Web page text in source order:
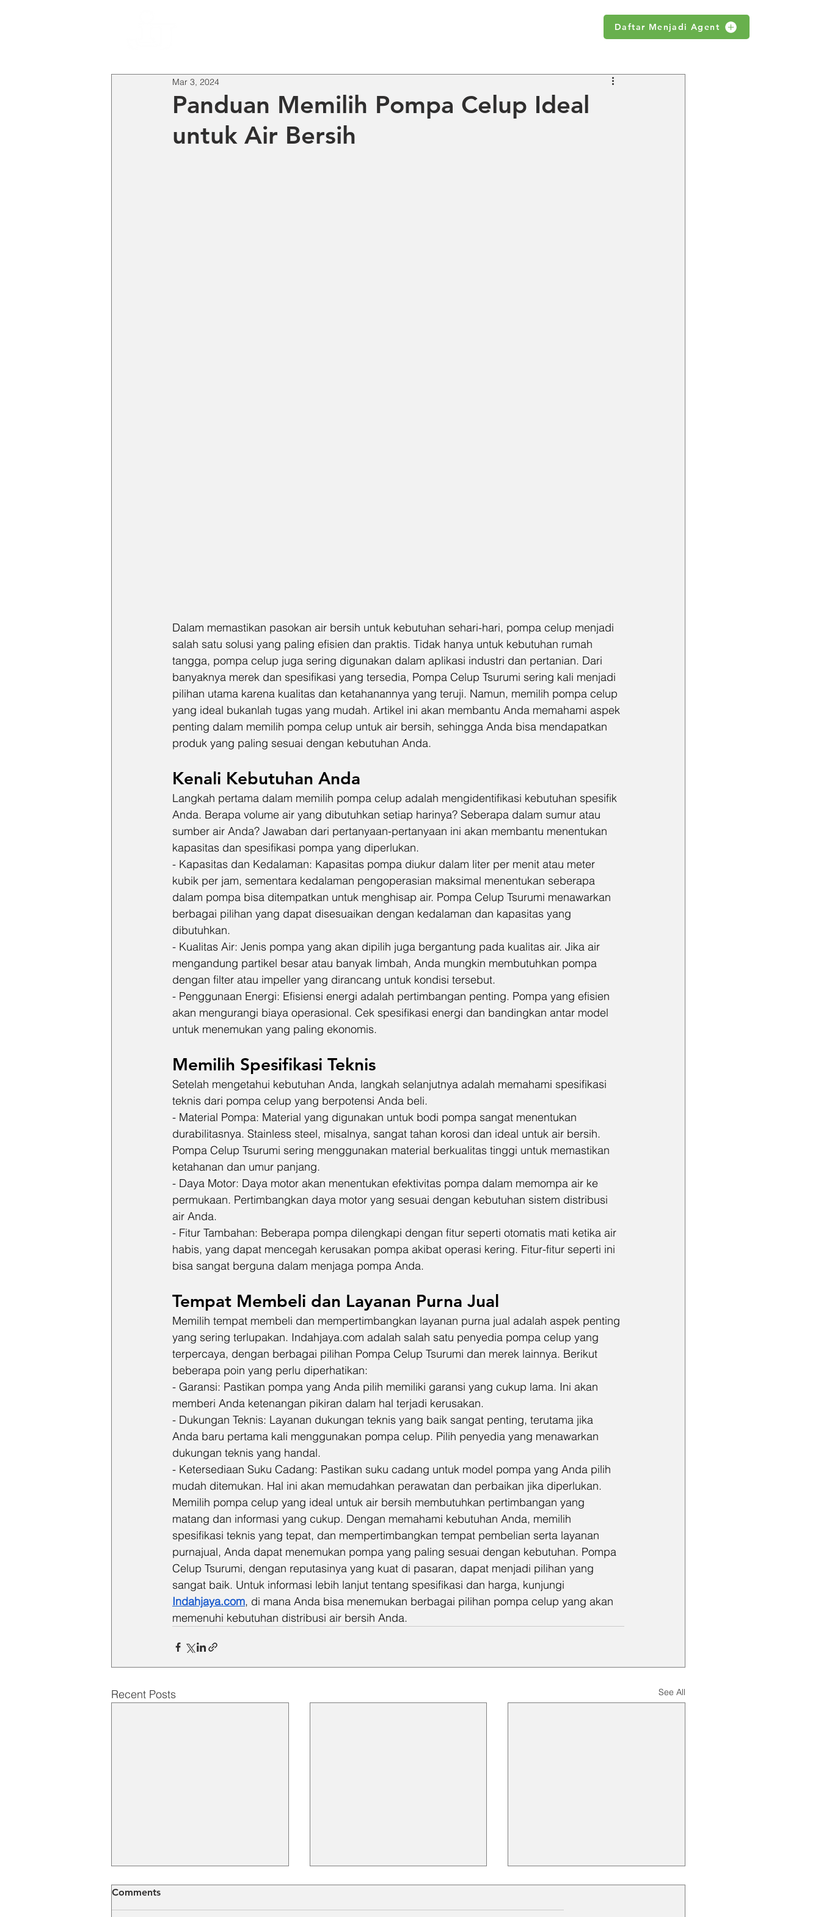
Daftar Menjadi Agent
Panduan Memilih Pompa Celup Ideal
untuk Air Bersih
Mar 3, 2024
Dalam memastikan pasokan air bersih untuk kebutuhan sehari-hari, pompa celup menjadi
salah satu solusi yang paling efisien dan praktis. Tidak hanya untuk kebutuhan rumah
tangga, pompa celup juga sering digunakan dalam aplikasi industri dan pertanian. Dari
banyaknya merek dan spesifikasi yang tersedia, Pompa Celup Tsurumi sering kali menjadi
pilihan utama karena kualitas dan ketahanannya yang teruji. Namun, memilih pompa celup
yang ideal bukanlah tugas yang mudah. Artikel ini akan membantu Anda memahami aspek
penting dalam memilih pompa celup untuk air bersih, sehingga Anda bisa mendapatkan
produk yang paling sesuai dengan kebutuhan Anda.
Kenali Kebutuhan Anda
Langkah pertama dalam memilih pompa celup adalah mengidentifikasi kebutuhan spesifik
Anda. Berapa volume air yang dibutuhkan setiap harinya? Seberapa dalam sumur atau
sumber air Anda? Jawaban dari pertanyaan-pertanyaan ini akan membantu menentukan
kapasitas dan spesifikasi pompa yang diperlukan.
- Kapasitas dan Kedalaman: Kapasitas pompa diukur dalam liter per menit atau meter
kubik per jam, sementara kedalaman pengoperasian maksimal menentukan seberapa
dalam pompa bisa ditempatkan untuk menghisap air. Pompa Celup Tsurumi menawarkan
berbagai pilihan yang dapat disesuaikan dengan kedalaman dan kapasitas yang
dibutuhkan.
- Kualitas Air: Jenis pompa yang akan dipilih juga bergantung pada kualitas air. Jika air
mengandung partikel besar atau banyak limbah, Anda mungkin membutuhkan pompa
dengan filter atau impeller yang dirancang untuk kondisi tersebut.
- Penggunaan Energi: Efisiensi energi adalah pertimbangan penting. Pompa yang efisien
akan mengurangi biaya operasional. Cek spesifikasi energi dan bandingkan antar model
untuk menemukan yang paling ekonomis.
Memilih Spesifikasi Teknis
Setelah mengetahui kebutuhan Anda, langkah selanjutnya adalah memahami spesifikasi
teknis dari pompa celup yang berpotensi Anda beli.
- Material Pompa: Material yang digunakan untuk bodi pompa sangat menentukan
durabilitasnya. Stainless steel, misalnya, sangat tahan korosi dan ideal untuk air bersih.
Pompa Celup Tsurumi sering menggunakan material berkualitas tinggi untuk memastikan
ketahanan dan umur panjang.
- Daya Motor: Daya motor akan menentukan efektivitas pompa dalam memompa air ke
permukaan. Pertimbangkan daya motor yang sesuai dengan kebutuhan sistem distribusi
air Anda.
- Fitur Tambahan: Beberapa pompa dilengkapi dengan fitur seperti otomatis mati ketika air
habis, yang dapat mencegah kerusakan pompa akibat operasi kering. Fitur-fitur seperti ini
bisa sangat berguna dalam menjaga pompa Anda.
Tempat Membeli dan Layanan Purna Jual
Memilih tempat membeli dan mempertimbangkan layanan purna jual adalah aspek penting
yang sering terlupakan. Indahjaya.com adalah salah satu penyedia pompa celup yang
terpercaya, dengan berbagai pilihan Pompa Celup Tsurumi dan merek lainnya. Berikut
beberapa poin yang perlu diperhatikan:
- Garansi: Pastikan pompa yang Anda pilih memiliki garansi yang cukup lama. Ini akan
memberi Anda ketenangan pikiran dalam hal terjadi kerusakan.
- Dukungan Teknis: Layanan dukungan teknis yang baik sangat penting, terutama jika
Anda baru pertama kali menggunakan pompa celup. Pilih penyedia yang menawarkan
dukungan teknis yang handal.
- Ketersediaan Suku Cadang: Pastikan suku cadang untuk model pompa yang Anda pilih
mudah ditemukan. Hal ini akan memudahkan perawatan dan perbaikan jika diperlukan.
Memilih pompa celup yang ideal untuk air bersih membutuhkan pertimbangan yang
matang dan informasi yang cukup. Dengan memahami kebutuhan Anda, memilih
spesifikasi teknis yang tepat, dan mempertimbangkan tempat pembelian serta layanan
purnajual, Anda dapat menemukan pompa yang paling sesuai dengan kebutuhan. Pompa
Celup Tsurumi, dengan reputasinya yang kuat di pasaran, dapat menjadi pilihan yang
sangat baik. Untuk informasi lebih lanjut tentang spesifikasi dan harga, kunjungi
Indahjaya.com, di mana Anda bisa menemukan berbagai pilihan pompa celup yang akan
memenuhi kebutuhan distribusi air bersih Anda.
Recent Posts See All
Comments